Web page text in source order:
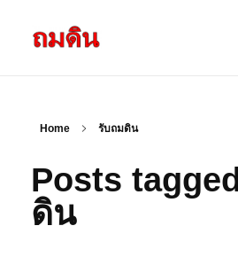
ผลงานถมดิน
Home รับถมดิน
Posts
ดิน